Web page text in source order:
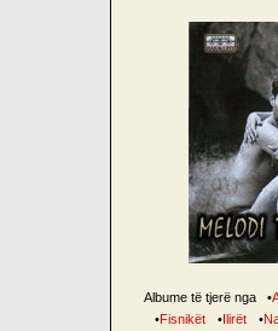
Albume të tjerë nga •
•Fisnikët •Ilirët •